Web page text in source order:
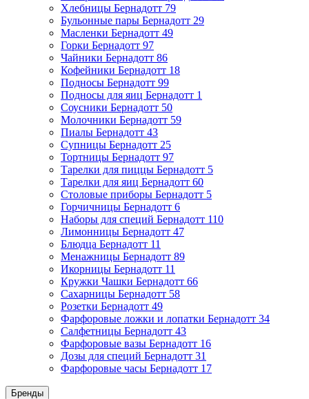
Хлебницы Бернадотт 79
Бульонные пары Бернадотт 29
Масленки Бернадотт 49
Горки Бернадотт 97
Чайники Бернадотт 86
Кофейники Бернадотт 18
Подносы Бернадотт 99
Подносы для яиц Бернадотт 1
Соусники Бернадотт 50
Молочники Бернадотт 59
Пиалы Бернадотт 43
Супницы Бернадотт 25
Тортницы Бернадотт 97
Тарелки для пиццы Бернадотт 5
Тарелки для яиц Бернадотт 60
Столовые приборы Бернадотт 5
Горчичницы Бернадотт 6
Наборы для специй Бернадотт 110
Лимонницы Бернадотт 47
Блюдца Бернадотт 11
Менажницы Бернадотт 89
Икорницы Бернадотт 11
Кружки Чашки Бернадотт 66
Сахарницы Бернадотт 58
Розетки Бернадотт 49
Фарфоровые ложки и лопатки Бернадотт 34
Салфетницы Бернадотт 43
Фарфоровые вазы Бернадотт 16
Дозы для специй Бернадотт 31
Фарфоровые часы Бернадотт 17
Бренды